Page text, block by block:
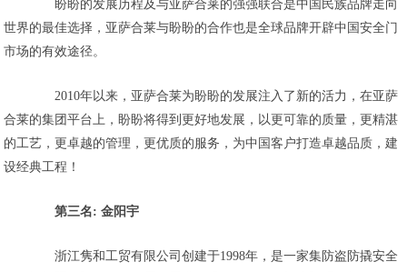
盼盼的发展历程及与亚萨合莱的强强联合是中国民族品牌走向
世界的最佳选择，亚萨合莱与盼盼的合作也是全球品牌开辟中国安全门
市场的有效途径。
2010年以来，亚萨合莱为盼盼的发展注入了新的活力，在亚萨
合莱的集团平台上，盼盼将得到更好地发展，以更可靠的质量，更精湛
的工艺，更卓越的管理，更优质的服务，为中国客户打造卓越品质，建
设经典工程！
第三名: 金阳宇
浙江隽和工贸有限公司创建于1998年，是一家集防盗防撬安全